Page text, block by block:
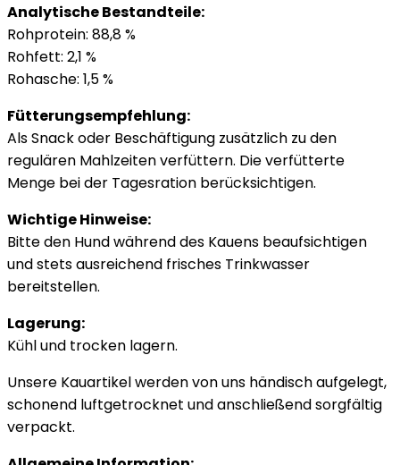
Analytische Bestandteile:
Rohprotein: 88,8 %
Rohfett: 2,1 %
Rohasche: 1,5 %
Fütterungsempfehlung:
Als Snack oder Beschäftigung zusätzlich zu den
regulären Mahlzeiten verfüttern. Die verfütterte
Menge bei der Tagesration berücksichtigen.
Wichtige Hinweise:
Bitte den Hund während des Kauens beaufsichtigen
und stets ausreichend frisches Trinkwasser
bereitstellen.
Lagerung:
Kühl und trocken lagern.
Unsere Kauartikel werden von uns händisch aufgelegt,
schonend luftgetrocknet und anschließend sorgfältig
verpackt.